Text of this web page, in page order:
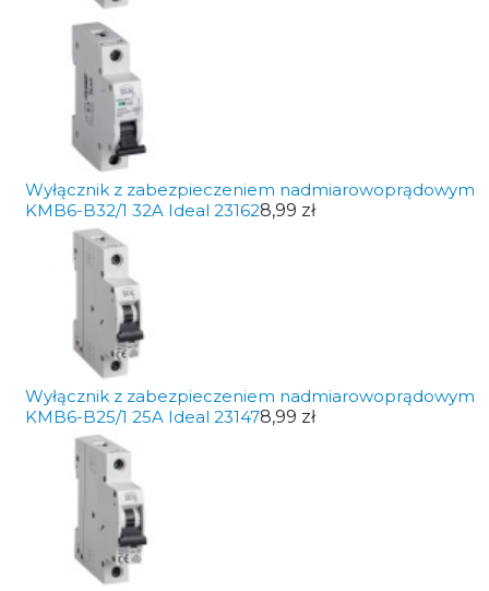
Wyłącznik z zabezpieczeniem nadmiarowoprądowym
KMB6-B32/1 32A Ideal 231628,99 zł
Wyłącznik z zabezpieczeniem nadmiarowoprądowym
KMB6-B25/1 25A Ideal 231478,99 zł